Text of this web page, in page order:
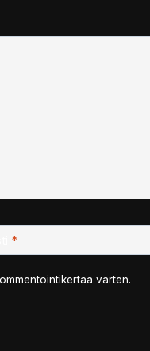
*
varten.